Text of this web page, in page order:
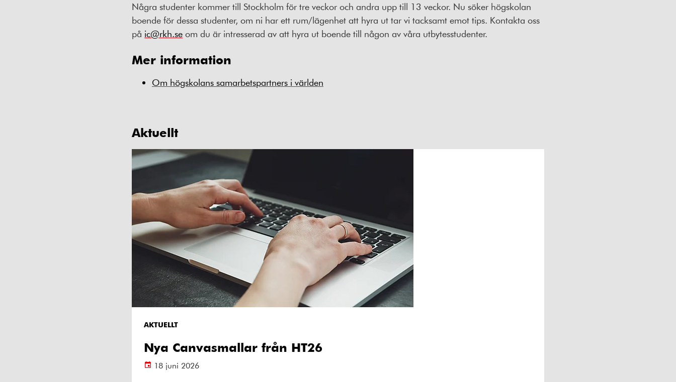
Några studenter kommer till Stockholm för tre veckor och andra upp till 13 veckor. Nu söker högskolan
boende för dessa studenter, om ni har ett rum/lägenhet att hyra ut tar vi tacksamt emot tips. Kontakta oss
på ic@rkh.se om du är intresserad av att hyra ut boende till någon av våra utbytesstudenter.
Mer information
Om högskolans samarbetspartners i världen
Aktuellt
AKTUELLT
Nya Canvasmallar från HT26
18 juni 2026